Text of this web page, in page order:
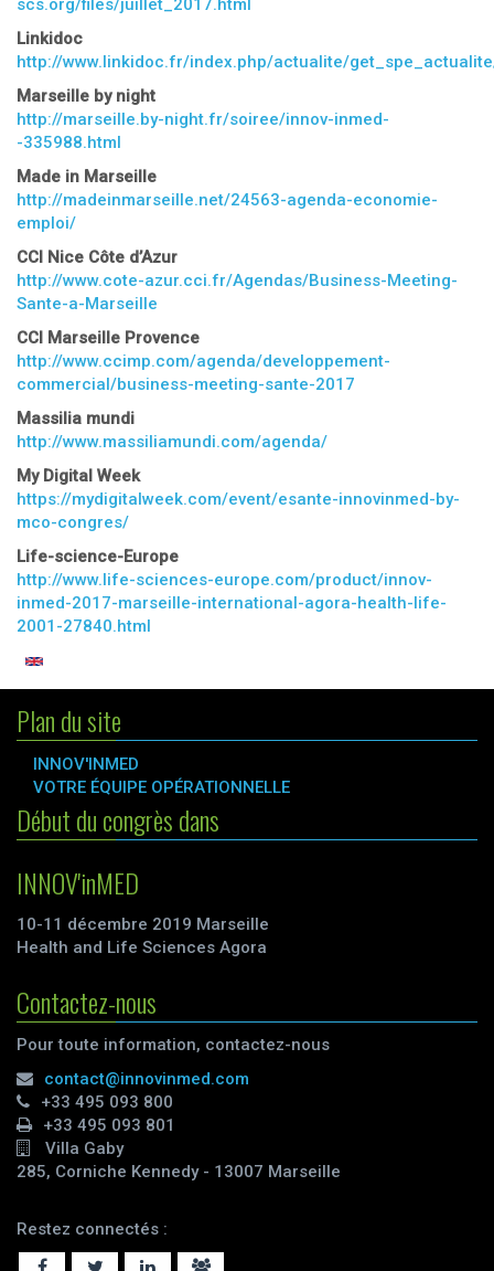
scs.org/files/juillet_2017.html
Linkidoc
http://www.linkidoc.fr/index.php/actualite/
Marseille by night
http://marseille.by-night.fr/soiree/innov-inmed-
-335988.html
Made in Marseille
http://madeinmarseille.net/24563-agenda-economie-
emploi/
CCI Nice Côte d’Azur
http://www.cote-azur.cci.fr/Agendas/Business-Meeting-
Sante-a-Marseille
CCI Marseille Provence
http://www.ccimp.com/agenda/developpement-
commercial/business-meeting-sante-2017
Massilia mundi
http://www.massiliamundi.com/agenda/
My Digital Week
https://mydigitalweek.com/event/esante-innovinmed-by-
mco-congres/
Life-science-Europe
http://www.life-sciences-europe.com/product/innov-
inmed-2017-marseille-international-agora-health-life-
2001-27840.html
Plan du site
INNOV'INMED
VOTRE ÉQUIPE OPÉRATIONNELLE
Début du congrès dans
INNOV'inMED
10-11 décembre 2019 Marseille
Health and Life Sciences Agora
Contactez-nous
Pour toute information, contactez-nous
contact@innovinmed.com
+33 495 093 800
+33 495 093 801
Villa Gaby
285, Corniche Kennedy - 13007 Marseille
Restez connectés :